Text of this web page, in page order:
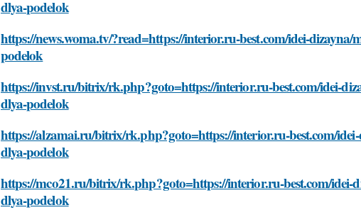
dlya-podelok
https://news.woma.tv/?read=https://interior.ru-best.com/idei-
podelok
https://invst.ru/bitrix/rk.php?goto=https://interior.ru-best.com/idei-
dlya-podelok
https://alzamai.ru/bitrix/rk.php?goto=https://interior.ru-best.com/
dlya-podelok
https://mco21.ru/bitrix/rk.php?goto=https://interior.ru-best.com/idei-
dlya-podelok